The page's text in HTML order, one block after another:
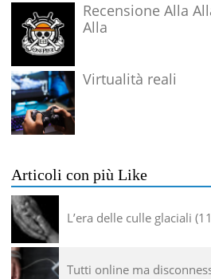
Recensione Alla
Alla
Virtualità reali
Articoli con più Like
L’era delle culle glaciali
Tutti online ma